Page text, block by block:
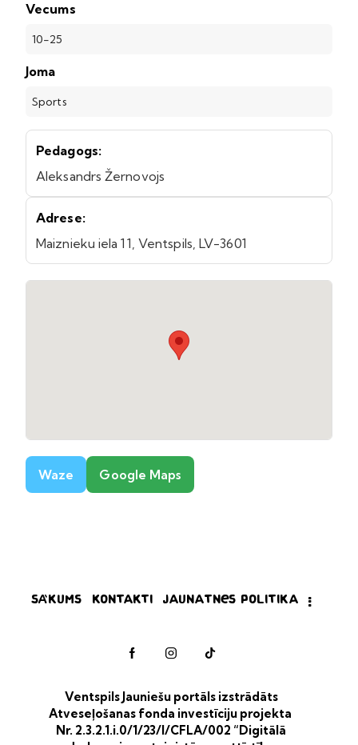
Vecums
10-25
Joma
Sports
Pedagogs:
Aleksandrs Žernovojs
Adrese:
Maiznieku iela 11, Ventspils, LV-3601
Waze Google Maps
Sākums Kontakti Jaunatnes politika
Ventspils Jauniešu portāls izstrādāts
Atveseļošanas fonda investīciju projekta
Nr. 2.3.2.1.i.0/1/23/I/CFLA/002 “Digitālā